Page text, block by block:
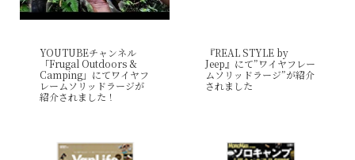
YOUTUBEチャンネル
「Frugal Outdoors &
Camping」にてワイヤフ
レームソリッドラージが
紹介されました！
『REAL STYLE by
Jeep』にて”ワイヤフレー
ムソリッドラージ”が紹介
されました